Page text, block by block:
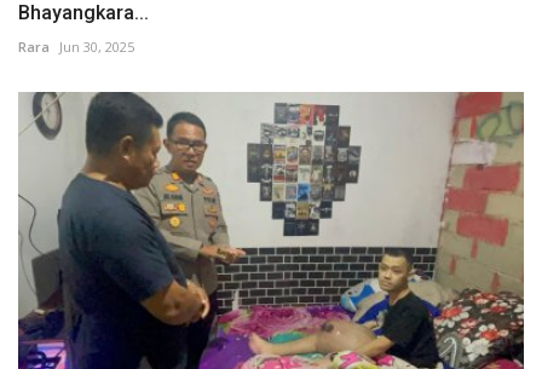
Bhayangkara...
Rara Jun 30, 2025